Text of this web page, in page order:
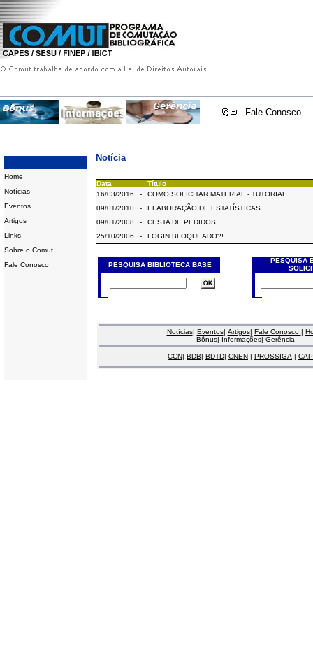
Fale Conosco
Home
Notícias
Eventos
Artigos
Links
Sobre o Comut
Fale Conosco
Notícia
Data
Título
16/03/2016
-
COMO SOLICITAR MATERIAL - TUTORIAL
09/01/2010
-
ELABORAÇÃO DE ESTATÍSTICAS
09/01/2008
-
CESTA DE PEDIDOS
25/10/2006
- LOGIN BLOQUEADO?!
PESQUISA BIBLIOTECA BASE
PESQUISA
Notícias| Eventos| Artigos| Fale Conosco |
Bônus| Informações| Gerência
CCN| BDB| BDTD| CNEN | PROSSIGA |